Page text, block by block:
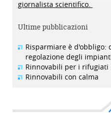
giornalista scientifico.
Ultime pubblicazioni
Risparmiare è d'obbligo:
regolazione degli
Rinnovabili per i rifugiati
Rinnovabili con calma